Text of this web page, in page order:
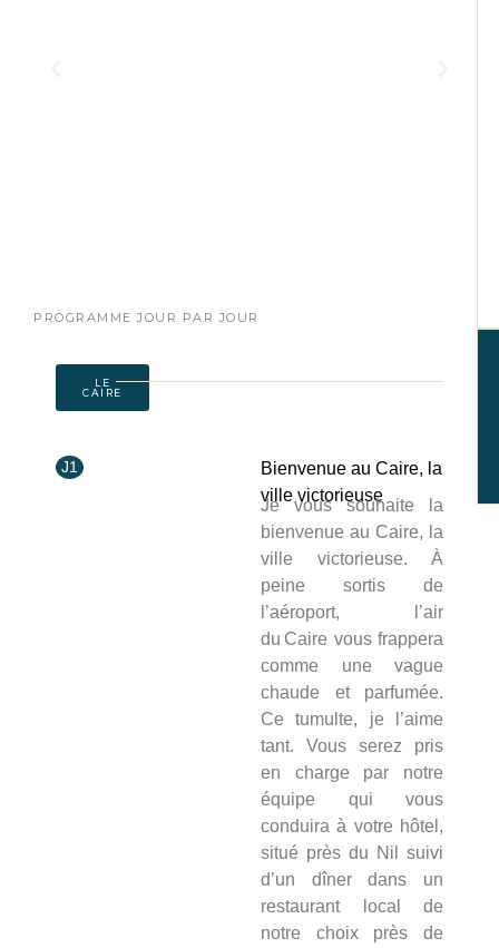
PROGRAMME JOUR PAR JOUR
LE
CAIRE
J1
Bienvenue au Caire, la
ville victorieuse
Je vous souhaite la
bienvenue au Caire, la
ville victorieuse. À
peine sortis de
l’aéroport, l’air
du Caire vous frappera
comme une vague
chaude et parfumée.
Ce tumulte, je l’aime
tant. Vous serez pris
en charge par notre
équipe qui vous
conduira à votre hôtel,
situé près du Nil suivi
d’un dîner dans un
restaurant local de
notre choix près de